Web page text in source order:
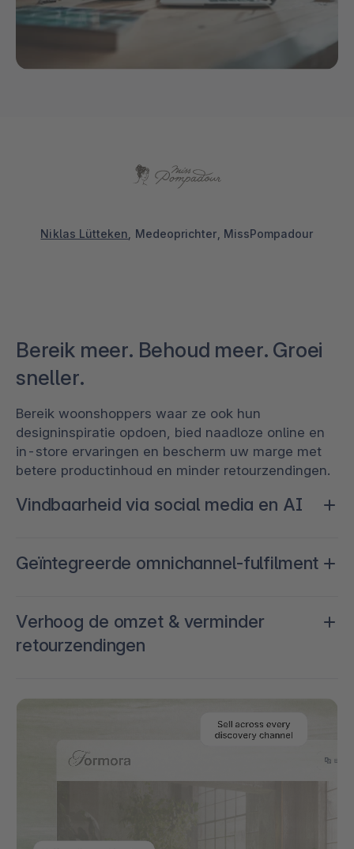
Niklas Lütteken , Medeoprichter, MissPompadour
Bereik meer. Behoud meer. Groei
sneller.
Bereik woonshoppers waar ze ook hun
designinspiratie opdoen, bied naadloze online en
in-store ervaringen en bescherm uw marge met
betere productinhoud en minder retourzendingen.
Vindbaarheid via social media en AI
transformeer sociale, marktplaats- en AI-
Geïntegreerde omnichannel-fulfilment
zodat klanten naadloos kunnen zoeken,
reserveren en afhalen — en grotere winkelwagens
Verhoog de omzet & verminder
retourzendingen
retourpercentages zetten de marge flink onder
druk. Shopware schaalt complexe assortimenten
nauwkeurig en gebruikt rijkere content om
retouren terug te dringen.